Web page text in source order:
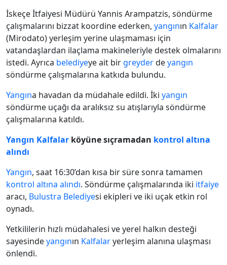
İskeçe İtfaiyesi Müdürü Yannis Arampatzis, söndürme
çalışmalarını bizzat koordine ederken, yangının Kalfalar
(Mirodato) yerleşim yerine ulaşmaması için
vatandaşlardan ilaçlama makineleriyle destek olmalarını
istedi. Ayrıca belediyeye ait bir greyderdeyangın
söndürme çalışmalarına katkıda bulundu.
Yangına havadan da müdahale edildi. İki yangın
söndürme uçağı da aralıksız su atışlarıyla söndürme
çalışmalarına katıldı.
Yangın Kalfalar köyüne sıçramadan kontrol altına
alındı
Yangın, saat 16:30’dan kısa bir süre sonra tamamen
kontrol altına alındı. Söndürme çalışmalarında iki itfaiye
aracı, Bulustra Belediyesi ekipleri ve iki uçak etkin rol
oynadı.
Yetkililerin hızlı müdahalesi ve yerel halkın desteği
sayesindeyangının Kalfalaryerleşim alanına ulaşması
önlendi.